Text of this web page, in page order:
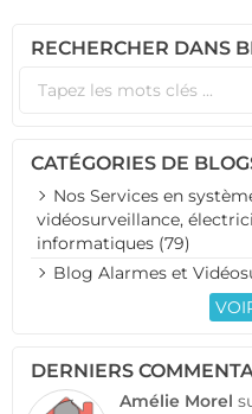
RECHERCHER DANS
CATÉGORIES DE
Nos Services en
vidéosurveillance,
informatiques (79)
Blog Alarmes et
DERNIERS
Amélie Morel